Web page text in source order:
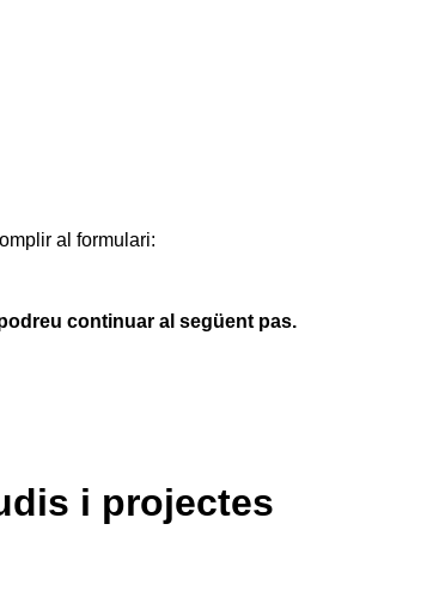
al formulari:
continuar al següent pas.
i projectes